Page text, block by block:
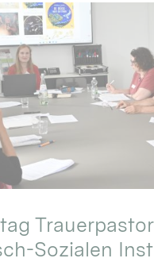
Sozialen